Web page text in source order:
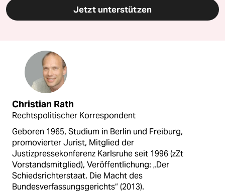
Jetzt unterstützen
Christian Rath
Rechtspolitischer Korrespondent
Geboren 1965, Studium in Berlin und Freiburg,
promovierter Jurist, Mitglied der
Justizpressekonferenz Karlsruhe seit 1996 (zZt
Vorstandsmitglied), Veröffentlichung: „Der
Schiedsrichterstaat. Die Macht des
Bundesverfassungsgerichts“ (2013).